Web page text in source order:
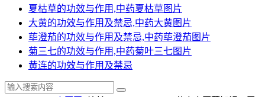
夏枯草的功效与作用,中药夏枯草图片
大黄的功效与作用及禁忌,中药大黄图片
荜澄茄的功效与作用及禁忌,中药荜澄茄图片
菊三七的功效与作用,中药菊叶三七图片
黄连的功效与作用及禁忌